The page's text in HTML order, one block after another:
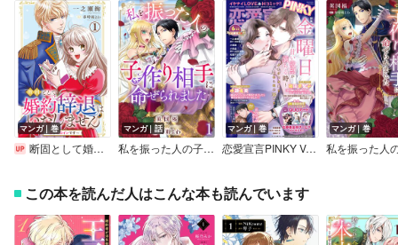
マンガ｜巻
断固として婚約辞退はいたしません～私がヒロインです～
マンガ｜話
私を振った人の子作り相手に命ぜられました
マンガ｜巻
恋愛宣言PINKY Vol.96
マンガ｜巻
この本を読んだ人はこんな本も読んでいます